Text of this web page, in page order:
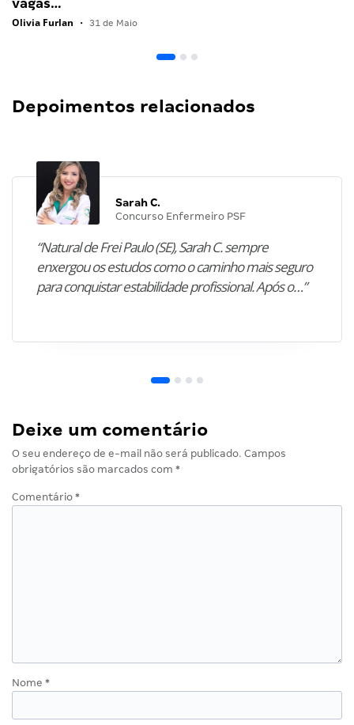
vagas…
Olivia Furlan • 31 de Maio
Depoimentos relacionados
Sarah C.
Concurso Enfermeiro PSF
“Natural de Frei Paulo (SE), Sarah C. sempre
enxergou os estudos como o caminho mais seguro
para conquistar estabilidade profissional. Após o…”
Deixe um comentário
O seu endereço de e-mail não será publicado. Campos
obrigatórios são marcados com *
Comentário *
Nome *